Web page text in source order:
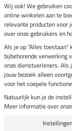
Verzending per
Veilig betalen met
Alle
Wij ook! We gebruiken
online winkelen aan te
relevante producten voor
over onze gebruikers en
Als je op "Alles toestaan"
bijbehorende verwerking
onze dienstverleners.
jouw bezoek alleen
voor het soepele
Natuurlijk kun je de
Meer informatie over
Instellingen